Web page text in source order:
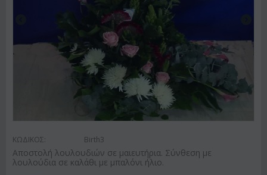
ΚΩΔΙΚΟΣ: Birth3
Αποστολή λουλουδιών σε μαιευτήρια. Σύνθεση με
λουλούδια σε καλάθι με μπαλόνι ήλιο.